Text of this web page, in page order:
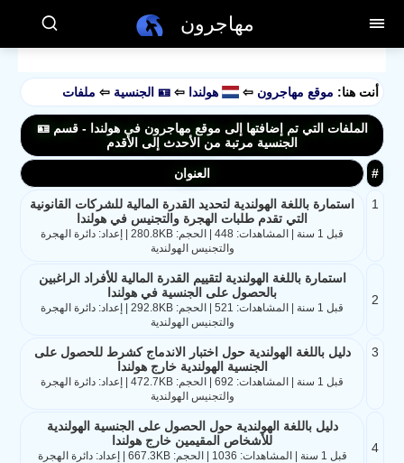
مهاجرون
أنت هنا: موقع مهاجرون ⇦ هولندا ⇦ 🪪 الجنسية ⇦ملفات
الملفات التي تم إضافتها إلى موقع مهاجرون في هولندا - قسم 🪪
الجنسية مرتبة من الأحدث إلى الأقدم
# العنوان
1
استمارة باللغة الهولندية لتحديد القدرة المالية للشركات القانونية
التي تقدم طلبات الهجرة والتجنيس في هولندا
قبل 1 سنة | المشاهدات: 448 | الحجم: 280.8KB | إعداد: دائرة الهجرة
والتجنيس الهولندية
2
استمارة باللغة الهولندية لتقييم القدرة المالية للأفراد الراغبين
بالحصول على الجنسية في هولندا
قبل 1 سنة | المشاهدات: 521 | الحجم: 292.8KB | إعداد: دائرة الهجرة
والتجنيس الهولندية
3
دليل باللغة الهولندية حول اختبار الاندماج كشرط للحصول على
الجنسية الهولندية خارج هولندا
قبل 1 سنة | المشاهدات: 692 | الحجم: 472.7KB | إعداد: دائرة الهجرة
والتجنيس الهولندية
4
دليل باللغة الهولندية حول الحصول على الجنسية الهولندية
للأشخاص المقيمين خارج هولندا
قبل 1 سنة | المشاهدات: 1036 | الحجم: 667.3KB | إعداد: دائرة الهجرة